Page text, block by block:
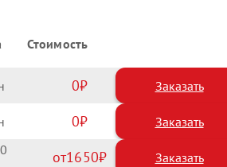
Стоимость
0 Заказать
0 Заказать
1650